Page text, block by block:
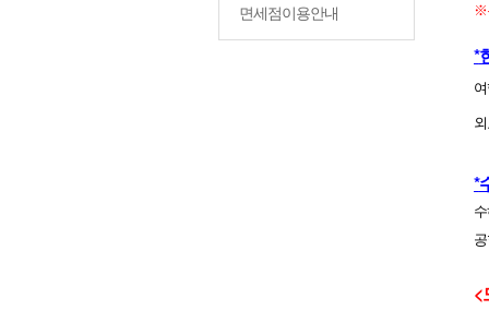
면세점이용안내 ※
*
*
<